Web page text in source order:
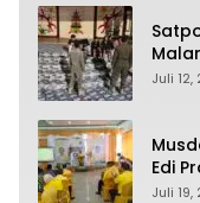
soal
Juli 12,
Edi
Juli 19,